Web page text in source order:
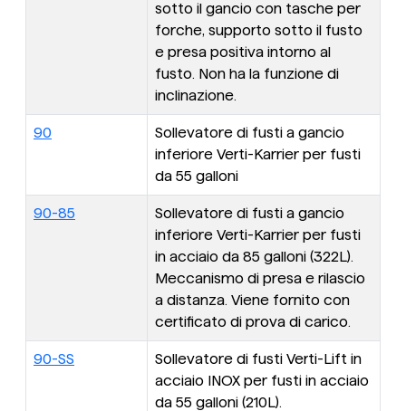
sotto il gancio con tasche per
forche, supporto sotto il fusto
e presa positiva intorno al
fusto. Non ha la funzione di
inclinazione.
90
Sollevatore di fusti a gancio
inferiore Verti-Karrier per fusti
da 55 galloni
90-85
Sollevatore di fusti a gancio
inferiore Verti-Karrier per fusti
in acciaio da 85 galloni (322L).
Meccanismo di presa e rilascio
a distanza. Viene fornito con
certificato di prova di carico.
90-SS
Sollevatore di fusti Verti-Lift in
acciaio INOX per fusti in acciaio
da 55 galloni (210L).